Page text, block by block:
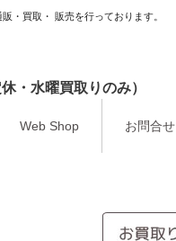
・買取・ 販売を行っております。
・水曜買取りのみ）
Web Shop お問合せ